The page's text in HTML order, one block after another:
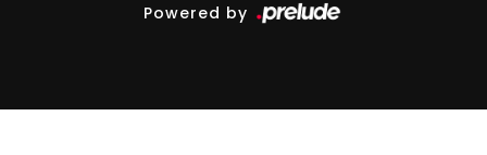
Powered by